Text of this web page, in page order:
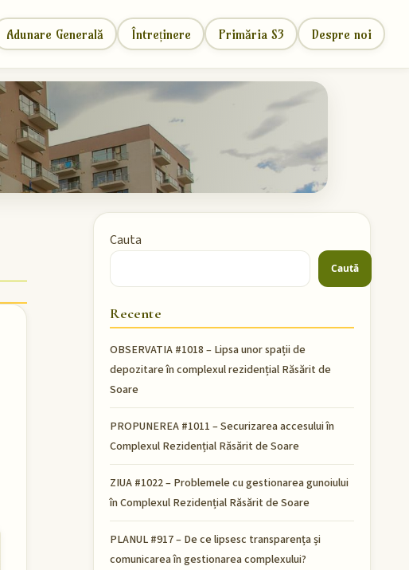
Adunare Generală Întreținere Primăria S3 Despre noi
Cauta
Caută
Recente
OBSERVATIA #1018 – Lipsa unor spații de
depozitare în complexul rezidențial Răsărit de
Soare
PROPUNEREA #1011 – Securizarea accesului în
Complexul Rezidențial Răsărit de Soare
ZIUA #1022 – Problemele cu gestionarea gunoiului
în Complexul Rezidențial Răsărit de Soare
PLANUL #917 – De ce lipsesc transparența și
comunicarea în gestionarea complexului?